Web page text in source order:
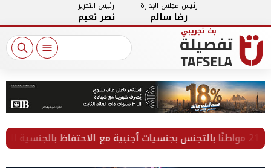
رئيس مجلس الإدارة
رضا سالم
رئيس التحرير
نصر نعيم